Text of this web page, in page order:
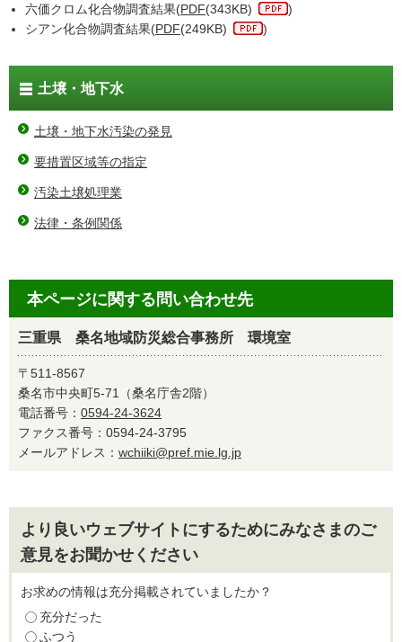
六価クロム化合物調査結果(PDF(343KB)
)
シアン化合物調査結果(PDF(249KB) )
土壌・地下水
土壌・地下水汚染の発見
要措置区域等の指定
汚染土壌処理業
法律・条例関係
本ページに関する問い合わせ先
三重県 桑名地域防災総合事務所 環境室
〒511-8567
桑名市中央町5-71（桑名庁舎2階）
電話番号： 0594-24-3624
ファクス番号：0594-24-3795
メールアドレス： wchiiki@pref.mie.lg.jp
より良いウェブサイトにするためにみなさまのご
意見をお聞かせください
お求めの情報は充分掲載されていましたか？
充分だった
ふつう